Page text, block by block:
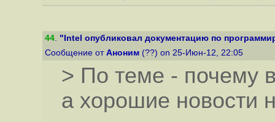
44. "Intel опубликовал документацию по
Сообщение от Аноним (??) on 25-Июн-12, 22:05
> По теме - почему
а хорошие новости